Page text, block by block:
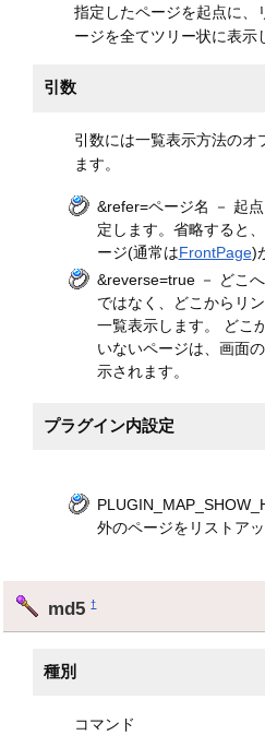
指定したページを起点に、
ージを全てツリー状に表示
引数
引数には一覧表示方法のオ
ます。
&refer=ページ名 － 起
定します。省略すると
ージ(通常はFrontPage)
&reverse=true － どこ
ではなく、どこからリ
一覧表示します。 どこ
いないページは、画面
示されます。
プラグイン内設定
外のページをリストア
md5†
種別
コマンド